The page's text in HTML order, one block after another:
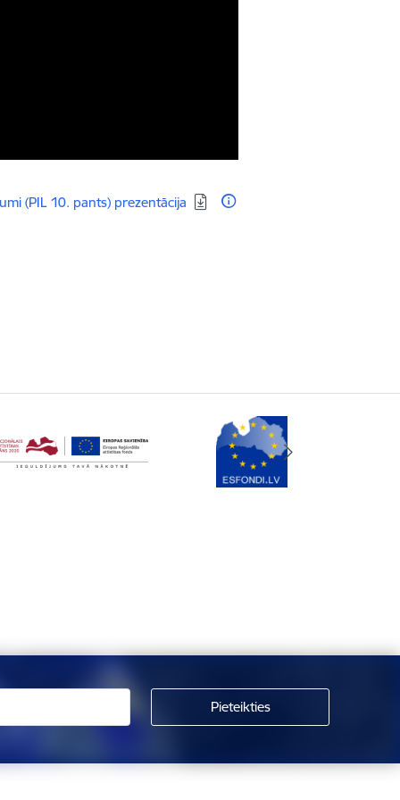
(PIL 10. pants) prezentācija